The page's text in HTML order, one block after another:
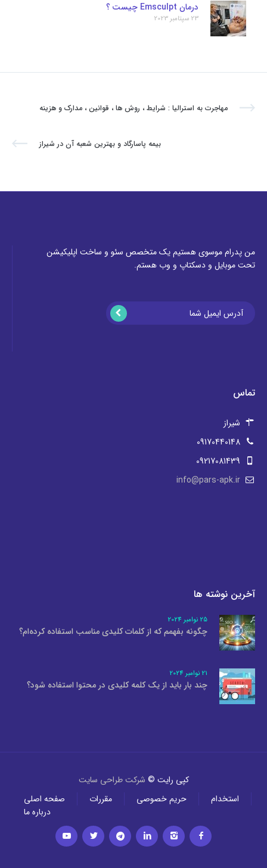
درمان Emsculpt چیست ؟
23 سپتامبر 2023
مهاجرت به استرالیا : شرایط ، روش ها ، قوانین ، مدارک و هزینه
بیمه پاسارگاد و بهترین شعبه آن در شیراز
من پدرام موسوی هستیم یک متخصص سئو و ساخت اپلیکیشن
تحت موبایل و دسکتاپ و وب هستم.
تماس
شیراز
09170440148
09217081439
info@pars-apk.ir
آخرین نوشته ها
25 نوامبر 2024
چگونه بفهمم که از کلمات کلیدی مناسب استفاده کرده‌ام؟
21 نوامبر 2024
چند بار باید از یک کلمه کلیدی در محتوا استفاده شود؟
کپی رایت © شرکت طراحی سایت
صفحه اصلی
مقررات حریم خصوصی
استخدام
درباره ما